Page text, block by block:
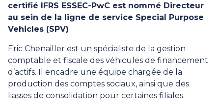
certifié IFRS ESSEC-PwC est nommé Directeur
au sein de la ligne de service Special Purpose
Vehicles (SPV)
Eric Chenailler est un spécialiste de la gestion
comptable et fiscale des véhicules de financement
d’actifs. Il encadre une équipe chargée de la
production des comptes sociaux, ainsi que des
liasses de consolidation pour certaines filiales.